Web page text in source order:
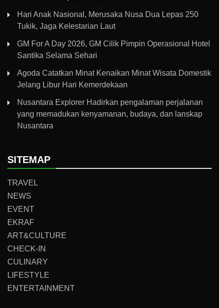
Hari Anak Nasional, Merusaka Nusa Dua Lepas 250
Tukik, Jaga Kelestarian Laut
GM For A Day 2026, GM Cilik Pimpin Operasional Hotel
Santika Selama Sehari
Agoda Catatkan Minat Kenaikan Minat Wisata Domestik
Jelang Libur Hari Kemerdekaan
Nusantara Explorer Hadirkan pengalaman perjalanan
yang memadukan kenyamanan, budaya, dan lanskap
Nusantara
SITEMAP
TRAVEL
NEWS
EVENT
EKRAF
ART&CULTURE
CHECK-IN
CULINARY
LIFESTYLE
ENTERTAINMENT